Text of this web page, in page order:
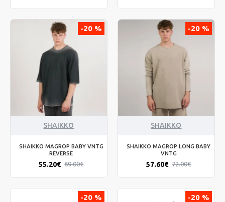
-20 %
SHAIKKO
SHAIKKO MAGROP BABY VNTG
REVERSE
55.20€ 69.00€
-20 %
SHAIKKO
SHAIKKO MAGROP LONG BABY
VNTG
57.60€ 72.00€
-20 % -20 %